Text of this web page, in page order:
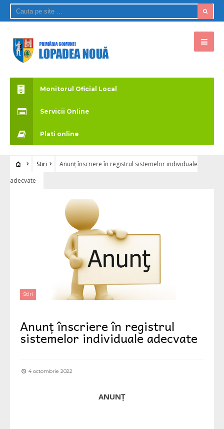
Monitorul Oficial Local
Servicii Online
Plati online
Stiri
Anunț înscriere în registrul sistemelor individuale
adecvate
Stiri
Anunț înscriere în registrul
sistemelor individuale adecvate
4 octombrie 2022
ANUNȚ